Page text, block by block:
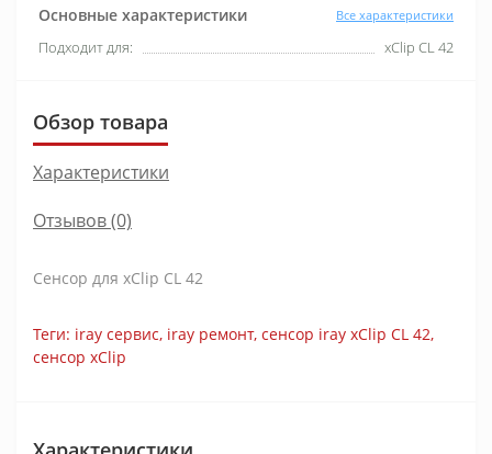
Основные характеристики Все характеристики
Подходит для: xClip CL 42
Обзор товара
Характеристики
Отзывов (0)
Сенсор для xClip CL 42
Теги: iray сервис, iray ремонт, сенсор iray xClip CL 42,
сенсор xClip